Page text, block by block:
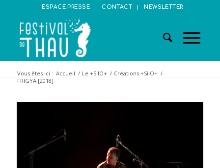
ESPACE PRESSE CONTACT NEWSLETTER
Vous êtes ici : Accueil / Le +SilO+ / Créations +SilO+ /
FRIGYA [2018]